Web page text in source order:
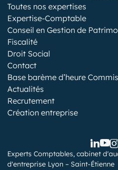
Toutes nos expertises
Expertise-Comptable
Conseil en Gestion de
Fiscalité
Droit Social
Contact
Base barème d’heure
Actualités
Recrutement
Création entreprise
Experts Comptables, cabinet
d'entreprise Lyon – Saint-Étienne